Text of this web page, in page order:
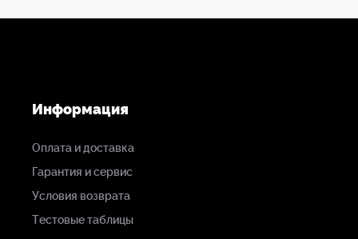
2 ступенчатая
Штативная
площадка
скользящая (±50 мм)
Информация
Оплата и доставка
Гарантия и сервис
Условия возврата
Тестовые таблицы